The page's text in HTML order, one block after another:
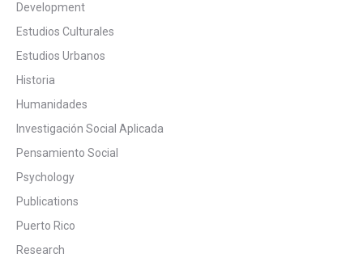
Development
Estudios Culturales
Estudios Urbanos
Historia
Humanidades
Investigación Social Aplicada
Pensamiento Social
Psychology
Publications
Puerto Rico
Research